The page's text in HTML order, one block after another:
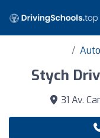
Stych
31 Av.